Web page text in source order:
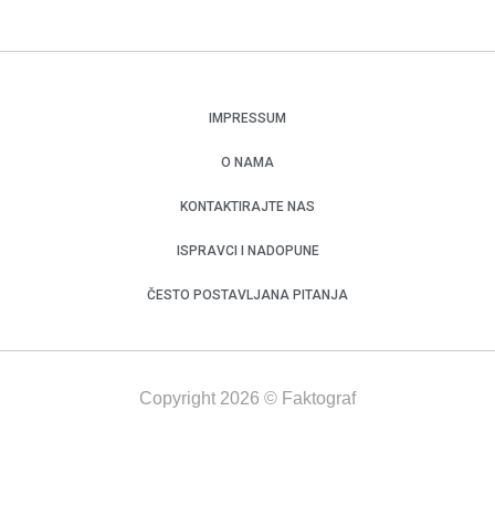
IMPRESSUM
O NAMA
KONTAKTIRAJTE NAS
ISPRAVCI I NADOPUNE
ČESTO POSTAVLJANA PITANJA
Copyright 2026 © Faktograf